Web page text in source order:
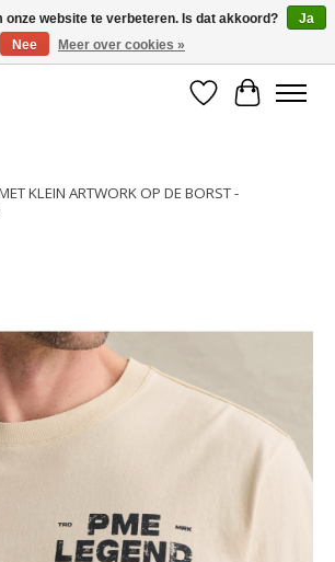
VAN TOP MERKEN!
Verlanglijst
KLEIN ARTWORK OP DE BORST -
onze website te verbeteren. Is dat akkoord?
Ja
Nee
Meer over cookies »